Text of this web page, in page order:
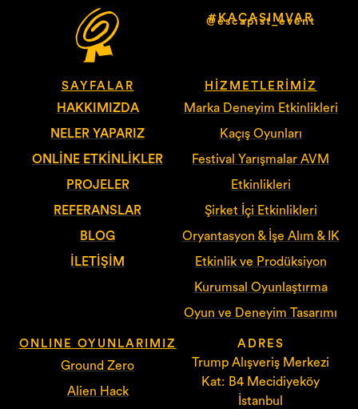
#KAÇASIMVAR
@escapist_event
SAYFALAR
HAKKIMIZDA
NELER YAPARIZ
ONLINE ETKINLIKLER
PROJELER
REFERANSLAR
BLOG
İLETIŞIM
HIZMETLERIMIZ
Marka Deneyim Etkinlikleri
Kaçış Oyunları
Festival Yarışmalar AVM
Etkinlikleri
Şirket İçi Etkinlikleri
Oryantasyon & İşe Alım & IK
Etkinlik ve Prodüksiyon
Kurumsal Oyunlaştırma
Oyun ve Deneyim Tasarımı
ONLINE OYUNLARIMIZ
Ground Zero
Alien Hack
ADRES
Trump Alışveriş Merkezi
Kat: B4 Mecidiyeköy
İstanbul